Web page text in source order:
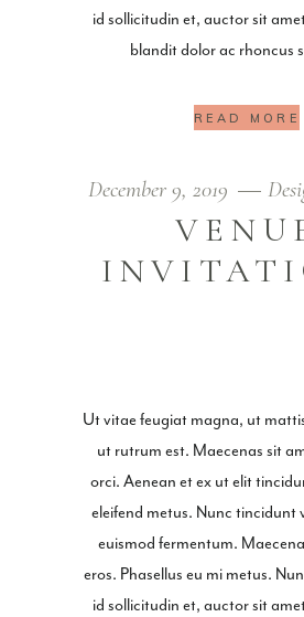
id sollicitudin et, auctor sit
blandit dolor ac rhoncus
READ MORE
December 9, 2019
Ut vitae feugiat magna, ut
ut rutrum est. Maecenas sit
orci. Aenean et ex ut elit
eleifend metus. Nunc tincidunt
euismod fermentum.
eros. Phasellus eu mi metus.
id sollicitudin et, auctor sit